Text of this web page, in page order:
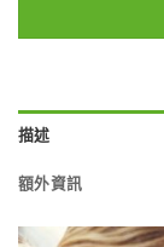
描述
額外資訊